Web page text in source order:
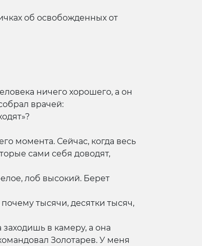
об освобожденных от
ничего хорошего, а он
врачей:
момента. Сейчас, когда весь
сами себя доводят,
лоб высокий. Берет
тысячи, десятки тысяч,
в камеру, а она
Золотарев. У меня